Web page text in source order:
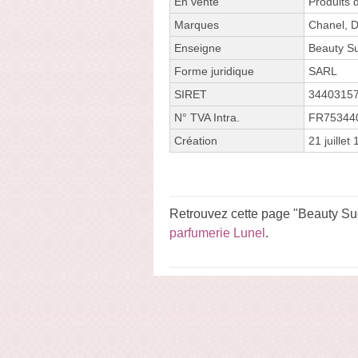
Marques
Chanel,
Enseigne
Beauty
Forme juridique
SARL
SIRET
N° TVA Intra.
Création
21 juillet
Retrouvez cette page "Beauty
parfumerie Lunel .